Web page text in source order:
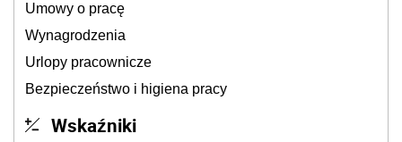
Umowy o pracę
Wynagrodzenia
Urlopy pracownicze
Bezpieczeństwo i higiena pracy
Wskaźniki